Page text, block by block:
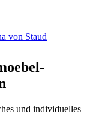
von Staud
und individuelles